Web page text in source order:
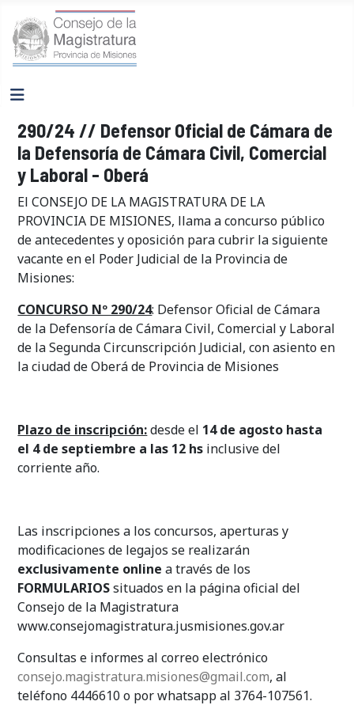
290/24 // Defensor Oficial de Cámara de
la Defensoría de Cámara Civil, Comercial
y Laboral - Oberá
El CONSEJO DE LA MAGISTRATURA DE LA
PROVINCIA DE MISIONES, llama a concurso público
de antecedentes y oposición para cubrir la siguiente
vacante en el Poder Judicial de la Provincia de
Misiones:
CONCURSO Nº 290/24: Defensor Oficial de Cámara
de la Defensoría de Cámara Civil, Comercial y Laboral
de la Segunda Circunscripción Judicial, con asiento en
la ciudad de Oberá de Provincia de Misiones
Plazo de inscripción:desde el 14 de agosto hasta
el 4 de septiembre a las 12 hs inclusive del
corriente año.
Las inscripciones a los concursos, aperturas y
modificaciones de legajos se realizarán
exclusivamente online a través de los
FORMULARIOSsituados en la página oficial del
Consejo de la Magistratura
www.consejomagistratura.jusmisiones.gov.ar
Consultas e informes al correo electrónico
consejo.magistratura.misiones@gmail.com, al
teléfono 4446610 o por whatsapp al 3764-107561.